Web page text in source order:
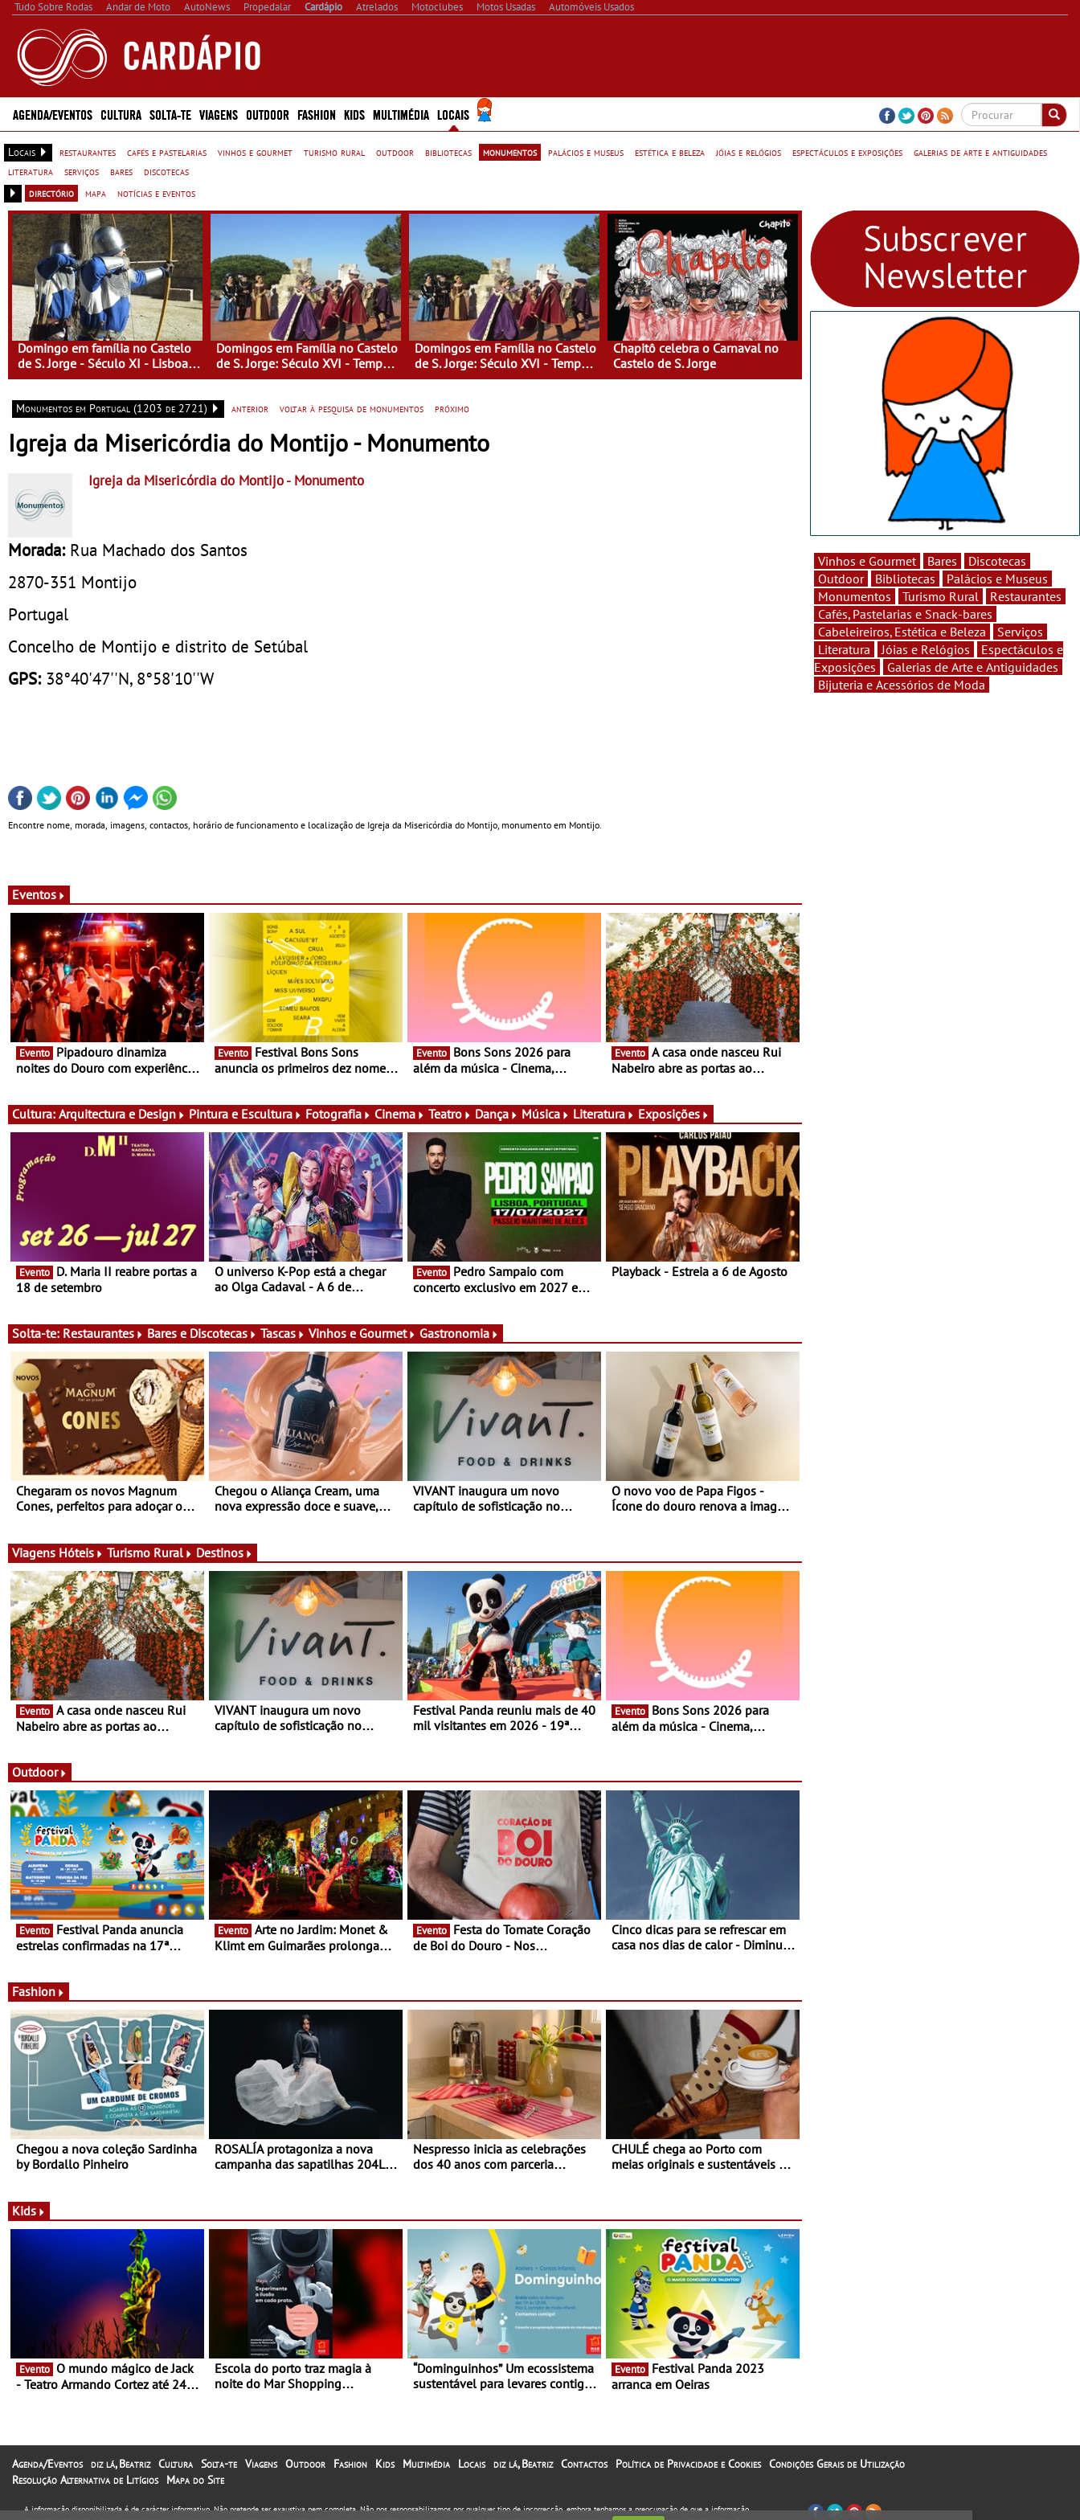
Tudo Sobre Rodas Andar de Moto AutoNews Propedalar Cardápio Atrelados Motoclubes Motos Usadas Automóveis Usados
AGENDA/EVENTOS CULTURA SOLTA-TE VIAGENS OUTDOOR FASHION KIDS MULTIMÉDIA LOCAIS
Locais restaurantes cafés e pastelarias vinhos e gourmet turismo rural outdoor bibliotecas monumentos palácios e museus estética e beleza jóias e relógios espectáculos e exposições
galerias de arte e antiguidades
literatura
serviços bares
discotecas
directório
mapa notícias e eventos
Domingo em família no Castelo
de S. Jorge - Século XI - Lisboa
Fora do Condado
Domingos em Família no Castelo
de S. Jorge: Século XVI - Tempo
de Mulheres - Mulheres do Seu
Domingos em Família no Castelo
de S. Jorge: Século XVI - Tempo
de Mulheres - Mulheres do Seu
Chapitô celebra o Carnaval no
Castelo de S. Jorge
Monumentos em Portugal (1203 de 2721) anterior voltar à pesquisa de monumentos próximo
Igreja da Misericórdia do Montijo - Monumento
Igreja da Misericórdia do Montijo- Monumento
Morada: Rua Machado dos Santos
2870-351 Montijo
Portugal
Concelho de Montijo e distrito de Setúbal
GPS:38°40'47''N, 8°58'10''W
Encontre nome, morada, imagens, contactos, horário de funcionamento e localização de Igreja da Misericórdia do Montijo, monumento em Montijo.
Eventos
Evento
noites do Douro com experiência
Evento
anuncia os primeiros dez nomes
Evento
além da música - Cinema,
muito mais
Evento
Nabeiro abre as portas ao
entre 8 e 16 de agosto
Cultura: Arquitectura e Design Pintura e Escultura Fotografia Cinema Teatro Dança Música Literatura Exposições
Evento
18 de setembro
O universo K-Pop está a chegar
ao Olga Cadaval - A 6 de
Evento
concerto exclusivo em 2027 em
Playback - Estreia a 6 de Agosto
Solta-te: Restaurantes Bares e Discotecas Tascas Vinhos e Gourmet Gastronomia
Chegaram os novos Magnum
Cones, perfeitos para adoçar o
Chegou o Aliança Cream, uma
nova expressão doce e suave,
VIVANT inaugura um novo
capítulo de sofisticação no
gastronomia mediterrânica,
cocktails de assinatura e música
O novo voo de Papa Figos -
Ícone do douro renova a imagem
Viagens Hóteis Turismo Rural Destinos
Evento
Nabeiro abre as portas ao
entre 8 e 16 de agosto
VIVANT inaugura um novo
capítulo de sofisticação no
gastronomia mediterrânica,
cocktails de assinatura e música
Festival Panda reuniu mais de 40
mil visitantes em 2026 - 19ª
festa em Oeiras e na Maia
Evento
além da música - Cinema,
Outdoor
Evento
estrelas confirmadas na 17ª
Evento
Klimt em Guimarães prolongada
Evento
de Boi do Douro - Nos
Cinco dicas para se refrescar em
casa nos dias de calor - Diminuir
Fashion
Chegou a nova coleção Sardinha
by Bordallo Pinheiro
ROSALÍA protagoniza a nova
campanha das sapatilhas 204L
Nespresso inicia as celebrações
dos 40 anos com parceria
Torres Novas
CHULÉ chega ao Porto com
meias originais e sustentáveis - A
Kids
Evento
- Teatro Armando Cortez até 24
Escola do porto traz magia à
noite do Mar Shopping
“Dominguinhos” Um ecossistema
sustentável para levares contigo
Evento
arranca em Oeiras
Vinhos e Gourmet Bares
Discotecas
Outdoor
Bibliotecas
Palácios e Museus
Monumentos
Turismo Rural
Restaurantes
Cafés, Pastelarias e Snack-bares
Cabeleireiros, Estética e Beleza
Serviços
Literatura
Jóias e Relógios
Espectáculos e
Exposições
Galerias de Arte e Antiguidades
Bijuteria e Acessórios de Moda
Agenda/Eventos diz lá, Beatriz Cultura Solta-te Viagens Outdoor Fashion Kids Multimédia Locais diz lá, Beatriz Contactos Política de Privacidade e Cookies Condições Gerais de Utilização
Resolução Alternativa de Litígios
Mapa do Site
A informação disponibilizada é de carácter informativo. Não pretende ser exaustiva nem completa. Não nos responsabilizamos por qualquer tipo de incorrecção, embora tenhamos a preocupação de que a informação